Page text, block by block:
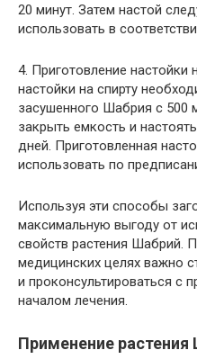
20 минут. Затем настой
использовать в
4. Приготовление настойки
настойки на спирту
засушенного Шабрия с 500
закрыть емкость и
дней. Приготовленная
использовать по
Используя эти способы
максимальную выгоду от
свойств растения Шабрий.
медицинских целях важно
и проконсультироваться с
началом лечения.
Применение